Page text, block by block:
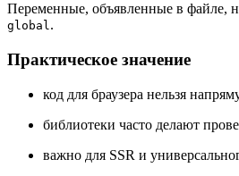
Переменные, объявленные в файле,
global.
Практическое значение
код для браузера нельзя
библиотеки часто делают
важно для SSR и